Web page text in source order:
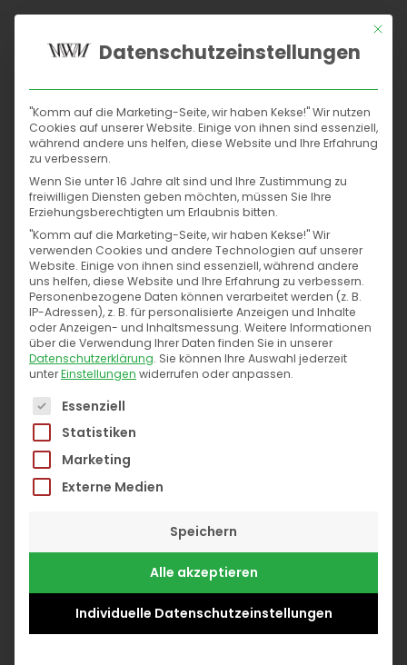
Suchmaschinen
Social
Content
Conversions
Kontakt
SE Ranking SEO Tool
Perfect way to Showcase Your Work
Home Portfolio SE Ranking SEO Tool
Mit
Datenschutzeinstellungen
"Komm auf die Marketing-Seite, wir haben Kekse!" Wir nutzen
Cookies auf unserer Website. Einige von ihnen sind essenziell,
während andere uns helfen, diese Website und Ihre Erfahrung
zu verbessern.
Wenn Sie unter 16 Jahre alt sind und Ihre Zustimmung zu
freiwilligen Diensten geben möchten, müssen Sie Ihre
Erziehungsberechtigten um Erlaubnis bitten.
"Komm auf die Marketing-Seite, wir haben Kekse!" Wir
verwenden Cookies und andere Technologien auf unserer
Website. Einige von ihnen sind essenziell, während andere
uns helfen, diese Website und Ihre Erfahrung zu verbessern.
Personenbezogene Daten können verarbeitet werden (z. B.
IP-Adressen), z. B. für personalisierte Anzeigen und Inhalte
oder Anzeigen- und Inhaltsmessung. Weitere Informationen
über die Verwendung Ihrer Daten finden Sie in unserer
Datenschutzerklärung. Sie können Ihre Auswahl jederzeit
unterEinstellungen widerrufen oder anpassen.
Es folgt eine Liste der Service-Gruppen, für die
Essenziell
Statistiken
Marketing
Externe Medien
Speichern
Alle akzeptieren
Individuelle Datenschutzeinstellungen